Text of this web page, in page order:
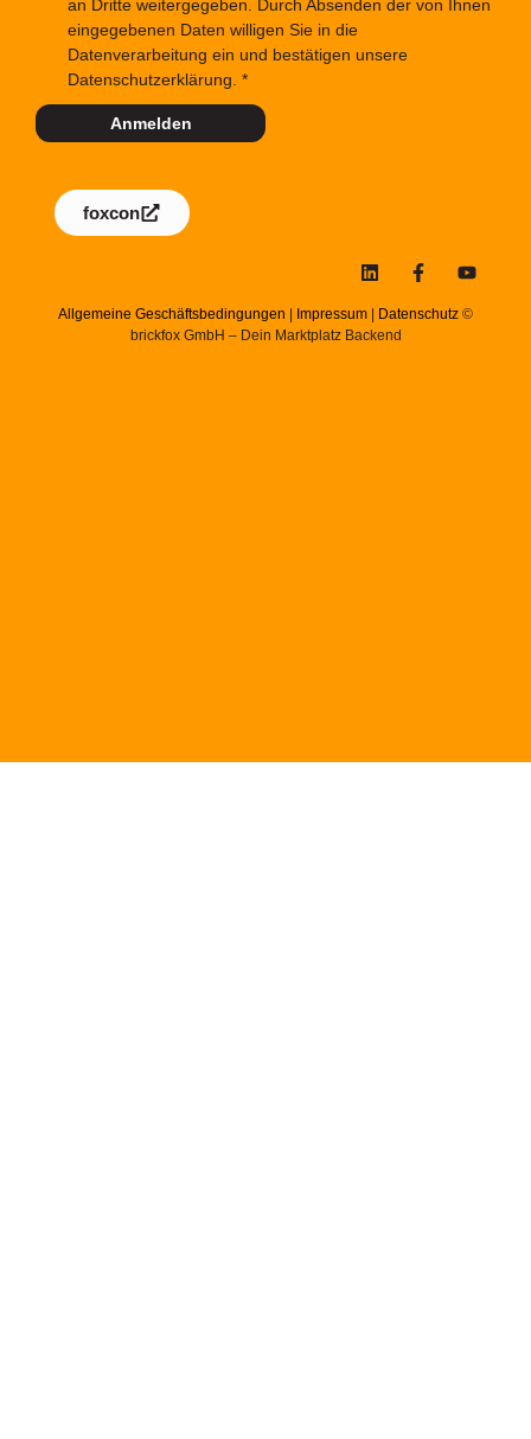
an Dritte weitergegeben. Durch Absenden der von Ihnen
eingegebenen Daten willigen Sie in die
Datenverarbeitung ein und bestätigen unsere
Datenschutzerklärung.
Anmelden
foxcon
Allgemeine Geschäftsbedingungen Impressum Datenschutz ©
brickfox GmbH – Dein Marktplatz Backend